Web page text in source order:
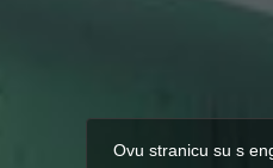
Ovu stranicu su s